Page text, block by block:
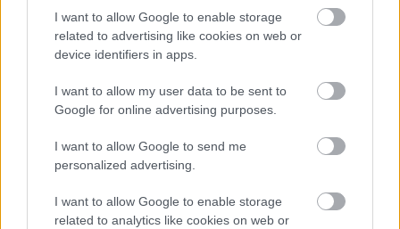
I want to allow Google to enable storage
related to advertising like cookies on web or
device identifiers in apps.
I want to allow my user data to be sent to
Google for online advertising purposes.
I want to allow Google to send me
personalized advertising.
I want to allow Google to enable storage
related to analytics like cookies on web or